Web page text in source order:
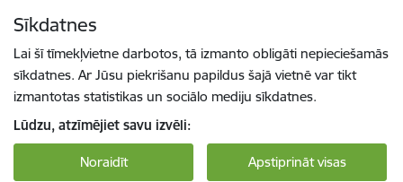
Sīkdatnes
Lai šī tīmekļvietne darbotos, tā izmanto obligāti nepieciešamās
sīkdatnes. Ar Jūsu piekrišanu papildus šajā vietnē var tikt
izmantotas statistikas un sociālo mediju sīkdatnes.
Lūdzu, atzīmējiet savu izvēli:
Noraidīt Apstiprināt visas